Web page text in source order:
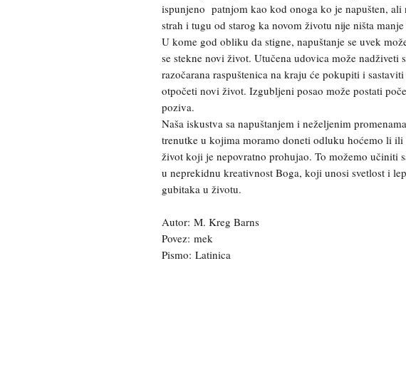
ispunjeno patnjom kao kod onoga ko je napušten,
strah i tugu od starog ka novom životu nije ništa
U kome god obliku da stigne, napuštanje se uvek
se stekne novi život. Utučena udovica može nadživeti
razočarana raspuštenica na kraju će pokupiti i
otpočeti novi život. Izgubljeni posao može postati
poziva.
Naša iskustva sa napuštanjem i neželjenim
trenutke u kojima moramo doneti odluku hoćemo li ili
život koji je nepovratno prohujao. To možemo učiniti
u neprekidnu kreativnost Boga, koji unosi svetlost i
gubitaka u životu.
Autor: M. Kreg Barns
Povez: mek
Pismo: Latinica